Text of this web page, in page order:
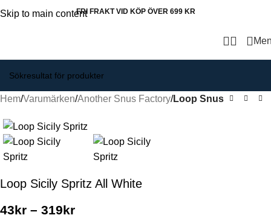
Skip to main contentFRI FRAKT VID KÖP ÖVER 699 KR
Hem Varumärken Another Snus Factory Loop Snus
Loop Sicily Spritz All White
43kr – 319kr